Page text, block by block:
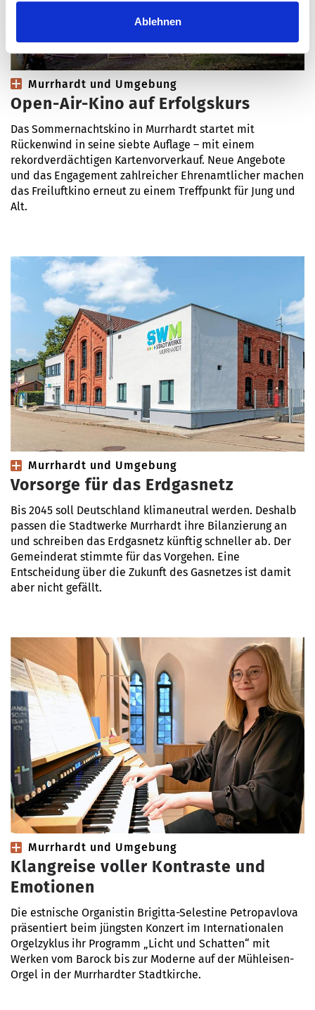
Ablehnen
Murrhardt und Umgebung
Open-Air-Kino auf Erfolgskurs
Das Sommernachtskino in Murrhardt startet mit
Rückenwind in seine siebte Auflage – mit einem
rekordverdächtigen Kartenvorverkauf. Neue Angebote
und das Engagement zahlreicher Ehrenamtlicher machen
das Freiluftkino erneut zu einem Treffpunkt für Jung und
Alt.
Murrhardt und Umgebung
Vorsorge für das Erdgasnetz
Bis 2045 soll Deutschland klimaneutral werden. Deshalb
passen die Stadtwerke Murrhardt ihre Bilanzierung an
und schreiben das Erdgasnetz künftig schneller ab. Der
Gemeinderat stimmte für das Vorgehen. Eine
Entscheidung über die Zukunft des Gasnetzes ist damit
aber nicht gefällt.
Murrhardt und Umgebung
Klangreise voller Kontraste und
Emotionen
Die estnische Organistin Brigitta-Selestine Petropavlova
präsentiert beim jüngsten Konzert im Internationalen
Orgelzyklus ihr Programm „Licht und Schatten“ mit
Werken vom Barock bis zur Moderne auf der Mühleisen-
Orgel in der Murrhardter Stadtkirche.